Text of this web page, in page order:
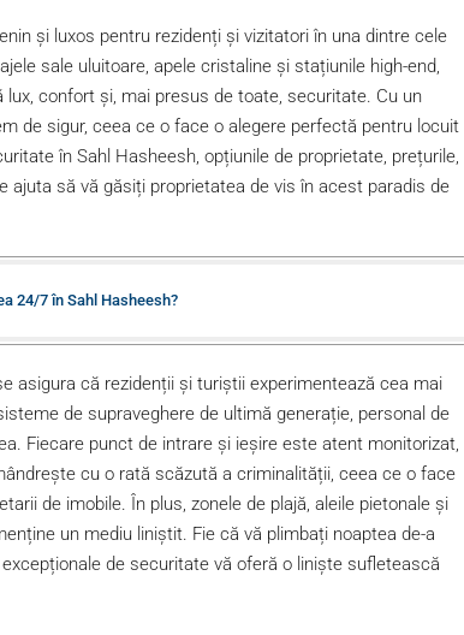
și luxos pentru rezidenți și vizitatori în una dintre cele
sale uluitoare, apele cristaline și stațiunile high-end,
confort și, mai presus de toate, securitate. Cu un
de sigur, ceea ce o face o alegere perfectă pentru locuit
în Sahl Hasheesh, opțiunile de proprietate, prețurile,
ajuta să vă găsiți proprietatea de vis în acest paradis de
24/7 în Sahl Hasheesh?
asigura că rezidenții și turiștii experimentează cea mai
de supraveghere de ultimă generație, personal de
Fiecare punct de intrare și ieșire este atent monitorizat,
cu o rată scăzută a criminalității, ceea ce o face
de imobile. În plus, zonele de plajă, aleile pietonale și
un mediu liniștit. Fie că vă plimbați noaptea de-a
de securitate vă oferă o liniște sufletească